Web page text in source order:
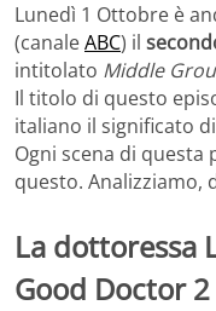
Lunedì 1 Ottobre è
(canaleABC) il
intitolato Middle
Il titolo di questo
italiano il significato di
Ogni scena di
questo. Analizziamo,
La dottoressa
Good Doctor 2